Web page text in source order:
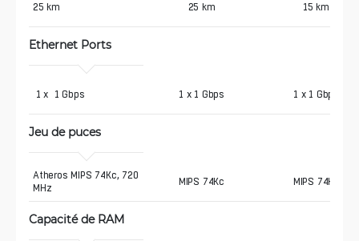
25 km 25 km 15 km
Ethernet Ports
1 x  1 Gbps 1 x 1 Gbps 1 x 1 Gbps
Jeu de puces
Atheros MIPS 74Kc, 720
MHz
MIPS 74Kc MIPS 74Kc
Capacité de RAM